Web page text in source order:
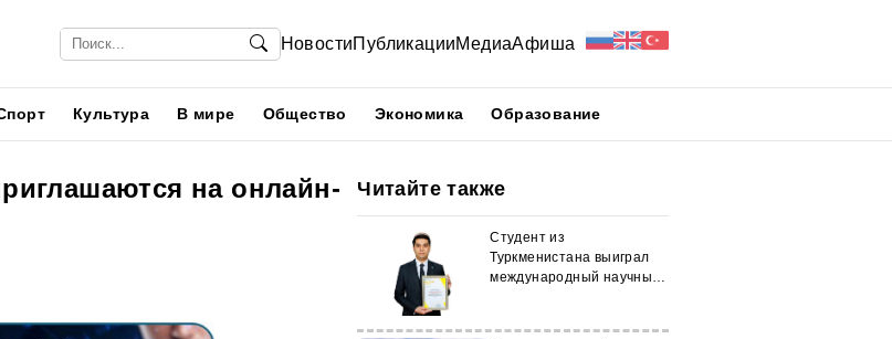
НовостиПубликацииМедиаАфиша
Культура В мире Общество Экономика Образование
на онлайн-
Читайте также
Студент из
Туркменистана выиграл
международный научный